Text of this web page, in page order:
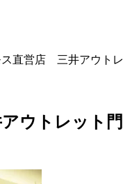
ス直営店 三井アウトレ
ウトレット門